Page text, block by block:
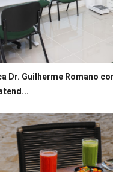
Dr. Guilherme Romano